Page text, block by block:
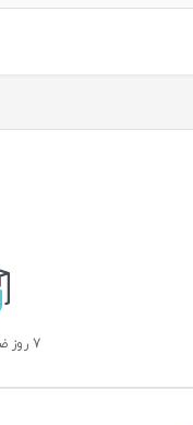
7 روز ضمانت بازگشت